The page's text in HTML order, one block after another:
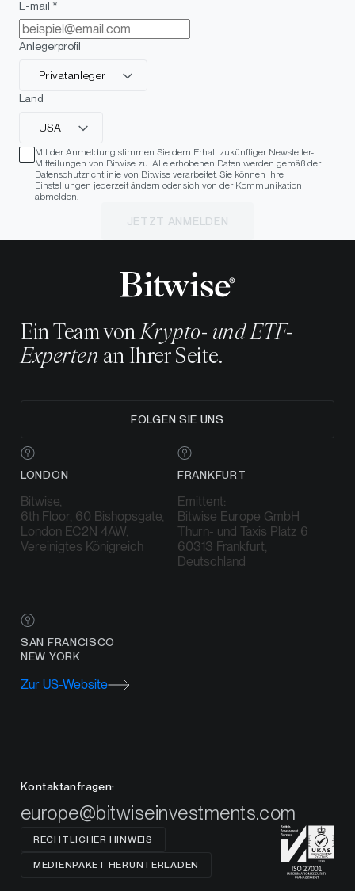
E-mail *
Anlegerprofil
Privatanleger
Land
USA
Mit der Anmeldung stimmen Sie dem Erhalt zukünftiger Newsletter-
Mitteilungen von Bitwise zu. Alle erhobenen Daten werden gemäß der
Datenschutzrichtlinie von Bitwise verarbeitet. Sie können Ihre
Einstellungen jederzeit ändern oder sich von der Kommunikation
abmelden.
JETZT ANMELDEN
Ein Team von Krypto- und ETF-
Experten an Ihrer Seite.
FOLGEN SIE UNS
LONDON
Bitwise,
6th Floor, 60 Bishopsgate,
London EC2N 4AW,
Vereinigtes Königreich
FRANKFURT
Emittent:
Bitwise Europe GmbH
Thurn- und Taxis Platz 6
60313 Frankfurt,
Deutschland
SAN FRANCISCO
NEW YORK
Zur US-Website
Kontaktanfragen:
europe@bitwiseinvestments.com
RECHTLICHER HINWEIS
MEDIENPAKET HERUNTERLADEN